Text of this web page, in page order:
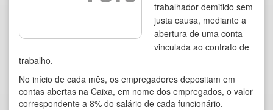
trabalhador demitido sem
justa causa, mediante a
abertura de uma conta
vinculada ao contrato de
trabalho.
No início de cada mês, os empregadores depositam em
contas abertas na Caixa, em nome dos empregados, o valor
correspondente a 8% do salário de cada funcionário.